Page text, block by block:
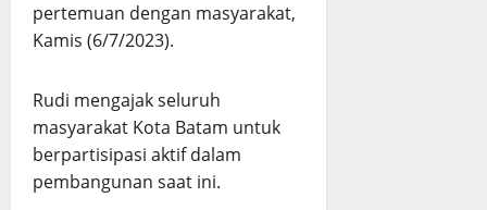
pertemuan dengan masyarakat,
Kamis (6/7/2023).
Rudi mengajak seluruh
masyarakat Kota Batam untuk
berpartisipasi aktif dalam
pembangunan saat ini.